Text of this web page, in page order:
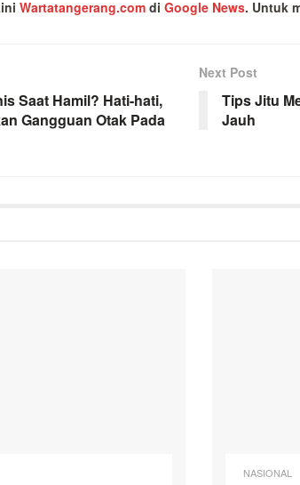
Wartatangerang.comdi Google News. Untuk
Saat Hamil? Hati-hati,
Gangguan Otak Pada
Next Post
Tips Jitu
Jauh
NASIONAL